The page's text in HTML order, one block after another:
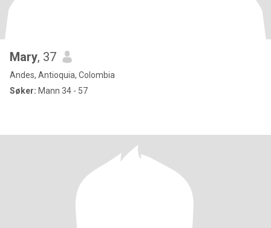
Mary, 37
Andes, Antioquia, Colombia
Søker: Mann 34 - 57